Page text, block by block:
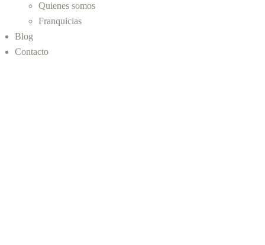
Quienes somos
Franquicias
Blog
Contacto